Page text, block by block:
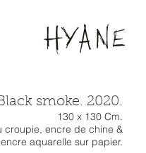
smoke. 2020.
130 x 130 Cm.
croupie, encre de chine &
encre aquarelle sur papier.